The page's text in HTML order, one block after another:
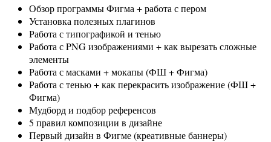
Обзор программы Фигма + работа с пером
Установка полезных плагинов
Работа с типографикой и тенью
Работа с PNG изображениями + как вырезать сложные
элементы
Работа с масками + мокапы (ФШ + Фигма)
Работа с тенью + как перекрасить изображение (ФШ +
Фигма)
Мудборд и подбор референсов
5 правил композиции в дизайне
Первый дизайн в Фигме (креативные баннеры)